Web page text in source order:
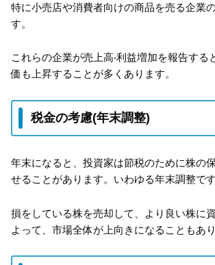
特に小売店や消費者向けの商品を売る企業
す。
これらの企業が売上高‧利益増加を報告する
価も上昇することが多くあります。
税金の考慮(年末調整)
年末になると、投資家は節税のために株の
せることがあります。いわゆる年末調整です
損をしている株を売却して、より良い株に
よって、市場全体が上向きになることもあり